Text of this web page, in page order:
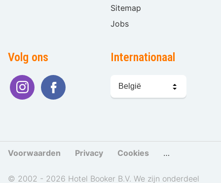
Sitemap
Jobs
Volg ons Internationaal
kiezen
Voorwaarden Privacy Cookies Cookies
© 2002 - 2026 Hotel Booker B.V. We zijn onderdeel